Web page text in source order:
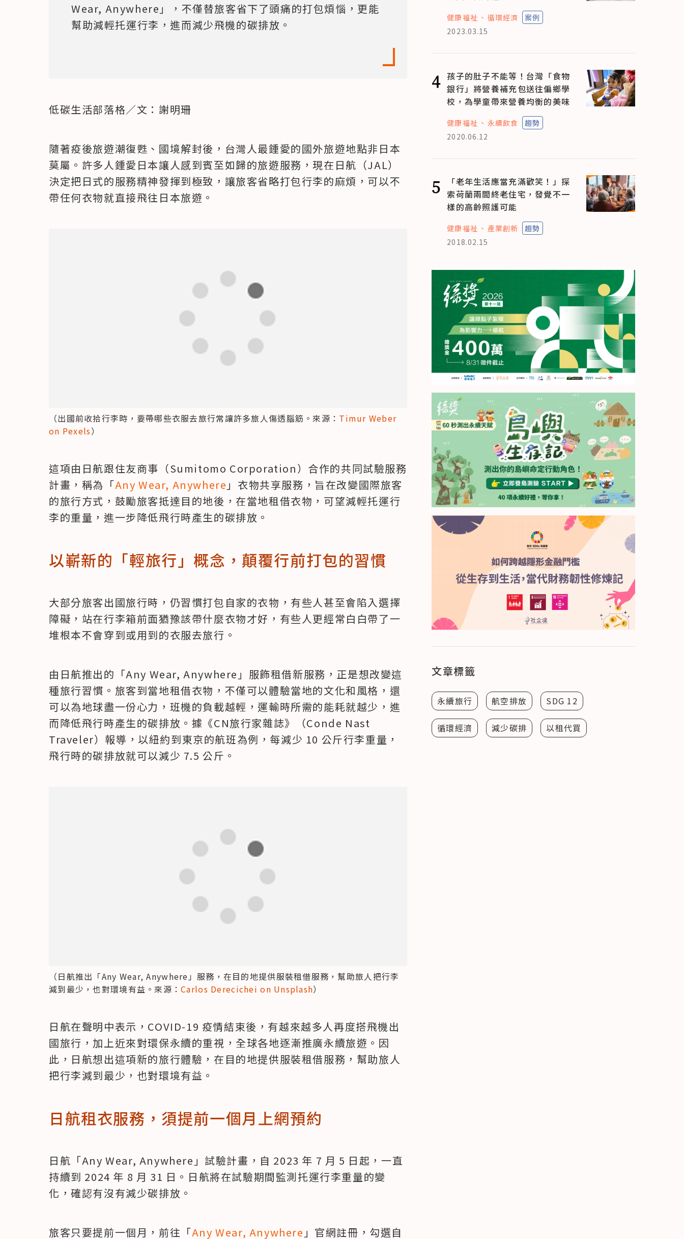
Wear, Anywhere」，不僅替旅客省下了頭痛的打包煩惱，更能
幫助減輕托運行李，進而減少飛機的碳排放。
低碳生活部落格／文：謝明珊
隨著疫後旅遊潮復甦、國境解封後，台灣人最鍾愛的國外旅遊地點非日本
莫屬。許多人鍾愛日本讓人感到賓至如歸的旅遊服務，現在日航（JAL）
決定把日式的服務精神發揮到極致，讓旅客省略打包行李的麻煩，可以不
帶任何衣物就直接飛往日本旅遊。
（出國前收拾行李時，要帶哪些衣服去旅行常讓許多旅人傷透腦筋。來源： Timur Weber
on Pexels）
這項由日航跟住友商事（Sumitomo Corporation）合作的共同試驗服務
計畫，稱為「Any Wear, Anywhere 」衣物共享服務，旨在改變國際旅客
的旅行方式，鼓勵旅客抵達目的地後，在當地租借衣物，可望減輕托運行
李的重量，進一步降低飛行時產生的碳排放。
以嶄新的「輕旅行」概念，顛覆行前打包的習慣
大部分旅客出國旅行時，仍習慣打包自家的衣物，有些人甚至會陷入選擇
障礙，站在行李箱前面猶豫該帶什麼衣物才好，有些人更經常白白帶了一
堆根本不會穿到或用到的衣服去旅行。
由日航推出的「Any Wear, Anywhere」服飾租借新服務，正是想改變這
種旅行習慣。旅客到當地租借衣物，不僅可以體驗當地的文化和風格，還
可以為地球盡一份心力，班機的負載越輕，運輸時所需的能耗就越少，進
而降低飛行時產生的碳排放。據《CN旅行家雜誌》（Conde Nast
Traveler）報導，以紐約到東京的航班為例，每減少 10 公斤行李重量，
飛行時的碳排放就可以減少 7.5 公斤。
（日航推出「Any Wear, Anywhere」服務，在目的地提供服裝租借服務，幫助旅人把行李
減到最少，也對環境有益。來源：Carlos Derecichei on Unsplash）
日航在聲明中表示，COVID-19 疫情結束後，有越來越多人再度搭飛機出
國旅行，加上近來對環保永續的重視，全球各地逐漸推廣永續旅遊。因
此，日航想出這項新的旅行體驗，在目的地提供服裝租借服務，幫助旅人
把行李減到最少，也對環境有益。
日航租衣服務，須提前一個月上網預約
日航「Any Wear, Anywhere」試驗計畫，自 2023 年 7 月 5 日起，一直
持續到 2024 年 8 月 31 日。日航將在試驗期間監測托運行李重量的變
化，確認有沒有減少碳排放。
旅客只要提前一個月，前往「Any Wear, Anywhere 」官網註冊，勾選自
健康福祉 循環經濟
案例
2023.03.15
4 孩子的肚子不能等！台灣「食物
銀行」將營養補充包送往偏鄉學
校，為學童帶來營養均衡的美味
健康福祉 永續飲食
趨勢
2020.06.12
5
「老年生活應當充滿歡笑！」探
索荷蘭兩間終老住宅，發覺不一
樣的高齡照護可能
健康福祉 產業創新
趨勢
2018.02.15
文章標籤
永續旅行 航空排放 SDG 12
循環經濟 減少碳排 以租代買